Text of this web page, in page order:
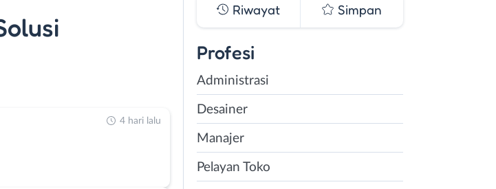
4 hari lalu
Riwayat Simpan
Profesi
Administrasi
Desainer
Manajer
Pelayan Toko